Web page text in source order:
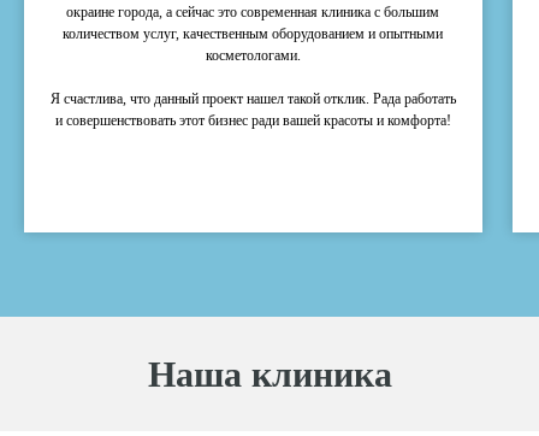
окраине города, а сейчас это современная клиника с большим
количеством услуг, качественным оборудованием и опытными
косметологами.
Я счастлива, что данный проект нашел такой отклик. Рада работать
и совершенствовать этот бизнес ради вашей красоты и комфорта!
Наша клиника